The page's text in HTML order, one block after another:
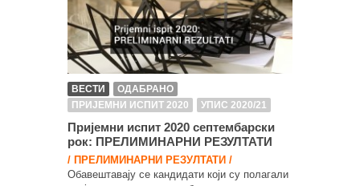
ВЕСТИ
ОДАБРАНО
ПРИЈЕМНИ ИСПИТ 2020
УПИС 2020/21
Пријемни испит 2020 септембарски
рок: ПРЕЛИМИНАРНИ РЕЗУЛТАТИ
/ ПРЕЛИМИНАРНИ РЕЗУЛТАТИ /
Обавештавају се кандидати који су полагали